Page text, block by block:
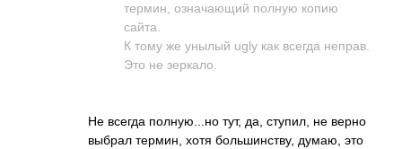
термин, означающий полную копию
сайта.
К тому же унылый ugly как всегда неправ.
Это не зеркало.
Не всегда полную...но тут, да, ступил, не верно
выбрал термин, хотя большинству, думаю, это